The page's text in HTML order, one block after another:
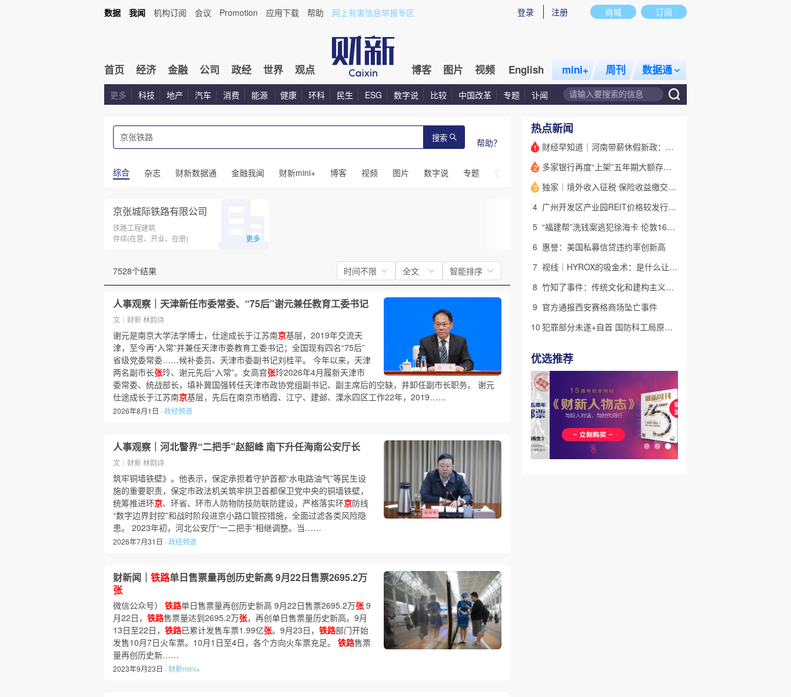
商城 订阅
登录 注册
数据 我闻 机构订阅 会议 Promotion 应用下载 帮助 网上有害信息举报专区
首页 经济 金融 公司 政经 世界 观点 博客 图片 视频 English mini+ 周刊 数据通
更多 科技 地产 汽车 消费 能源 健康 环科 民生 ESG 数字说 比较 中国改革 专题 讣闻
搜索 帮助？
综合 杂志 财新数据通 金融我闻 财新mini+ 博客 视频 图片 数字说 专题 会议 话题 特别呈现 私房课
京张城际铁路有限公司
铁路工程建筑
存续(在营、开业、在册)
更多
7528个结果 时间不限 全文 智能排序
人事观察｜天津新任市委常委、“75后”谢元兼任教育工委书记
文｜财新 林韵诗
谢元是南京大学法学博士，仕途成长于江苏南京基层，2019年交流天
津，至今再“入常”并兼任天津市委教育工委书记；全国现有四名“75后”
省级党委常委……候补委员、天津市委副书记刘桂平。 今年以来，天津
两名副市长张玲、谢元先后“入常”。女高官张玲2026年4月履新天津市
委常委、统战部长，填补冀国强转任天津市政协党组副书记、副主席后的空缺，并卸任副市长职务。 谢元
仕途成长于江苏南京基层，先后在南京市栖霞、江宁、建邺、溧水四区工作22年，2019……
2026年8月1日 ·政经频道
人事观察｜河北警界“二把手”赵韶峰 南下升任海南公安厅长
文｜财新 林韵诗
筑牢铜墙铁壁》。他表示，保定承担着守护首都“水电路油气”等民生设
施的重要职责，保定市政法机关筑牢拱卫首都保卫党中央的铜墙铁壁，
统筹推进环京、环省、环市人防物防技防联防建设，严格落实环京防线
“数字边界封控”和战时阶段进京小路口管控措施，全面过滤各类风险隐
患。 2023年初，河北公安厅“一二把手”相继调整。当……
2026年7月31日 ·政经频道
财新闻｜ 铁路单日售票量再创历史新高 9月22日售票2695.2万
张
微信公众号） 铁路单日售票量再创历史新高 9月22日售票2695.2万张 9
月22日， 铁路售票量达到2695.2万张，再创单日售票量历史新高。9月
13日至22日， 铁路已累计发售车票1.99亿张。9月23日， 铁路部门开始
发售10月7日火车票。10月1日至4日，各个方向火车票充足。 铁路售票
量再创历史新……
2023年9月23日 · 财新mini+
热点新闻
1 财经早知道｜河南带薪休假新政：领导干部带头，全员应休尽休
2 多家银行再度“上架”五年期大额存单 有何考量？
3
独家｜境外收入征税 保险收益缴交已启动
4
广州开发区产业园REIT价格较发行价“腰斩” 底层资产出租率降至67%
5
“福建帮”洗钱案逃犯徐海卡 伦敦16套房拟被英国没收(含视频)
6 惠誉：美国私募信贷违约率创新高
7
视线｜HYROX的吸金术：是什么让中产们甘心“花钱找虐”？
8
竹知了事件：传统文化和建构主义迷思
9 官方通报西安赛格商场坠亡事件
10
犯罪部分未遂+自首 国防科工局原副局长张建华一审获刑10年
优选推荐